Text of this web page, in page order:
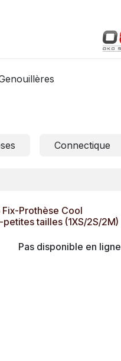
Connectique
Fix-Prothèse Cool
tailles (1XS/2S/2M)
Pas disponible en ligne